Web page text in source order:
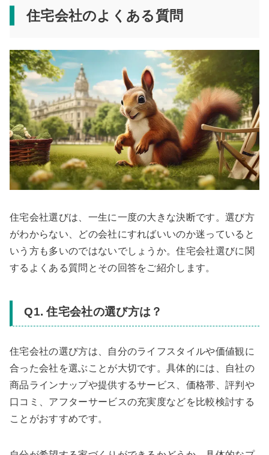
住宅会社のよくある質問
住宅会社選びは、一生に一度の大きな決断です。選び方
がわからない、どの会社にすればいいのか迷っていると
いう方も多いのではないでしょうか。住宅会社選びに関
するよくある質問とその回答をご紹介します。
Q1. 住宅会社の選び方は？
住宅会社の選び方は、自分のライフスタイルや価値観に
合った会社を選ぶことが大切です。具体的には、自社の
商品ラインナップや提供するサービス、価格帯、評判や
口コミ、アフターサービスの充実度などを比較検討する
ことがおすすめです。